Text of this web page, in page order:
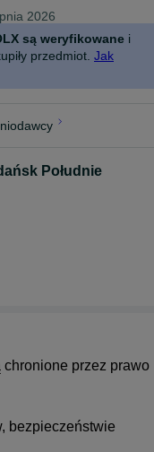
napięcie mięśni karku.
pozwalają na
sterowania padem.
na ścieranie tkanina
kauczukowe (non-
funkcja odchylania,
2026
są weryfikowane i
przedmiot. Jak
Południe
przez prawo
bezpieczeństwie